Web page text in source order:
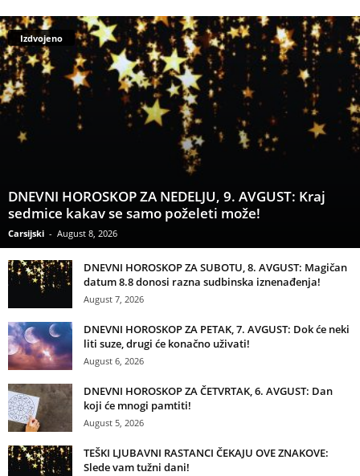
Izdvojeno
DNEVNI HOROSKOP ZA NEDELJU, 9. AVGUST: Kraj
sedmice kakav se samo poželeti može!
Carsijski - August 8, 2026
DNEVNI HOROSKOP ZA SUBOTU, 8. AVGUST: Magičan
datum 8.8 donosi razna sudbinska iznenađenja!
August 7, 2026
DNEVNI HOROSKOP ZA PETAK, 7. AVGUST: Dok će neki
liti suze, drugi će konačno uživati!
August 6, 2026
DNEVNI HOROSKOP ZA ČETVRTAK, 6. AVGUST: Dan
koji će mnogi pamtiti!
August 5, 2026
TEŠKI LJUBAVNI RASTANCI ČEKAJU OVE ZNAKOVE:
Slede vam tužni dani!